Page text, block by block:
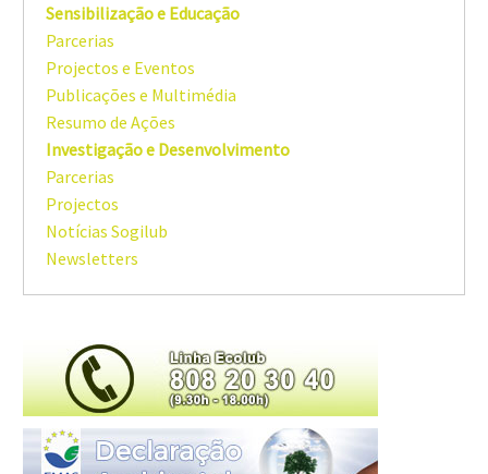
Sensibilização e Educação
Parcerias
Projectos e Eventos
Publicações e Multimédia
Resumo de Ações
Investigação e Desenvolvimento
Parcerias
Projectos
Notícias Sogilub
Newsletters